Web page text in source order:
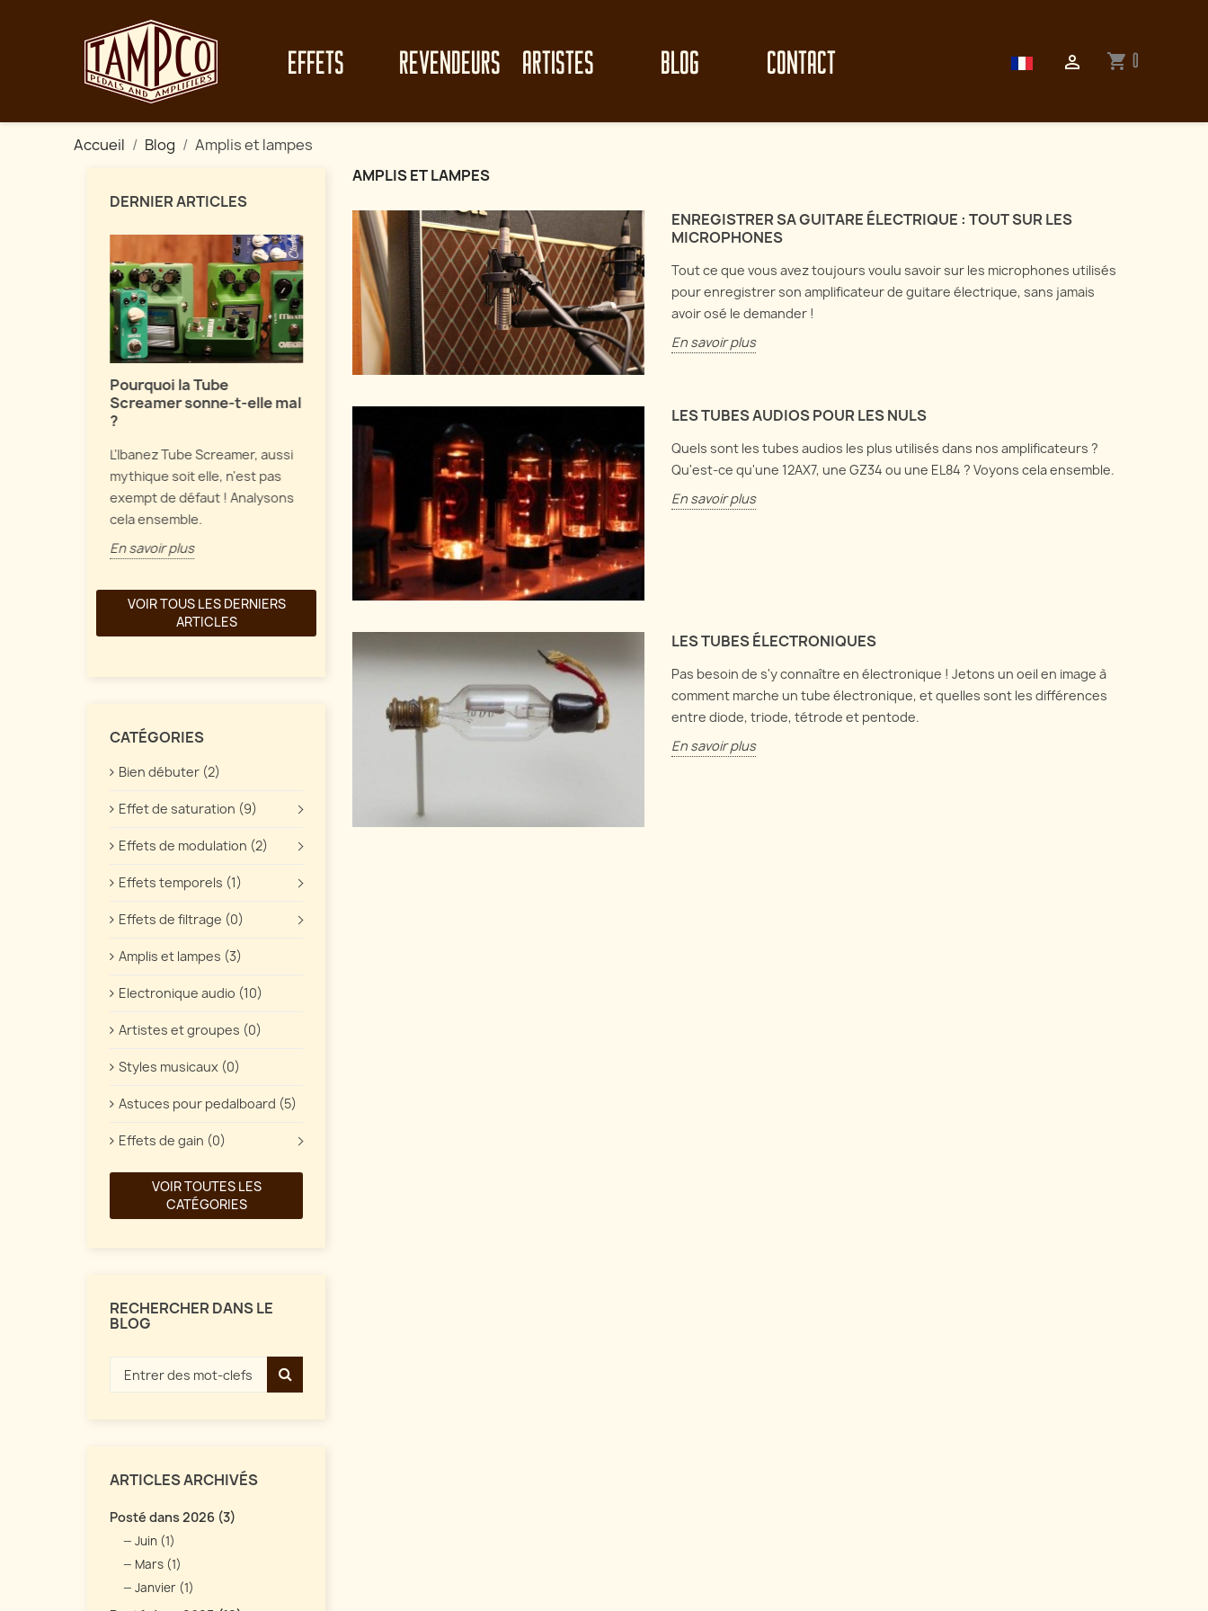
EFFETS REVENDEURS ARTISTES BLOG CONTACT  shopping_cart 0
Accueil Blog Amplis et lampes
DERNIER ARTICLES
Pourquoi la Tube
Screamer sonne-t-elle mal
?
L'Ibanez Tube Screamer, aussi
mythique soit elle, n'est pas
exempt de défaut ! Analysons
cela ensemble.
En savoir plus
Maîtrisez le clean-up de
de fuzz vintage et de buffer, et
comment tout ça intéragit.
Harmonix LPB1
Plongeons dans les abysses
de l'électronique et explorons
à la fois la Electro Harmonix
LPB1 et la Screaming Bird !
En savoir plus
mise en pratique des boîtes de
direct et de réamping, et
toujours voulu savoir sur les
microphones utilisés pour
VOIR TOUS LES DERNIERS
ARTICLES
CATÉGORIES
Bien débuter (2)
Effet de saturation (9)
Effets de modulation (2)
Effets temporels (1)
Effets de filtrage (0)
Amplis et lampes (3)
Electronique audio (10)
Artistes et groupes (0)
Styles musicaux (0)
Astuces pour pedalboard (5)
Effets de gain (0)
VOIR TOUTES LES
CATÉGORIES
RECHERCHER DANS LE
BLOG
ARTICLES ARCHIVÉS
Posté dans 2026 (3)
Juin (1)
Mars (1)
Janvier (1)
AMPLIS ET LAMPES
ENREGISTRER SA GUITARE ÉLECTRIQUE : TOUT SUR LES
MICROPHONES
Tout ce que vous avez toujours voulu savoir sur les microphones utilisés
pour enregistrer son amplificateur de guitare électrique, sans jamais
avoir osé le demander !
En savoir plus
LES TUBES AUDIOS POUR LES NULS
Quels sont les tubes audios les plus utilisés dans nos amplificateurs ?
Qu'est-ce qu'une 12AX7, une GZ34 ou une EL84 ? Voyons cela ensemble.
En savoir plus
LES TUBES ÉLECTRONIQUES
Pas besoin de s'y connaître en électronique ! Jetons un oeil en image à
comment marche un tube électronique, et quelles sont les différences
entre diode, triode, tétrode et pentode.
En savoir plus